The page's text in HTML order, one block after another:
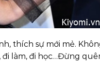
thích sự mới mẻ.
làm, đi học…Đừng